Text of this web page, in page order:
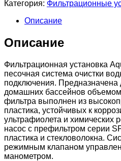
Категория: Фильтрационные
Описание
Описание
Фильтрационная установка
песочная система очистки
подключения. Предназначена
домашних бассейнов
фильтра выполнен из
пластика, устойчивых к
ультрафиолета и химических
насос с префильтром серии
пластика и стекловолокна.
режимным клапаном
манометром.